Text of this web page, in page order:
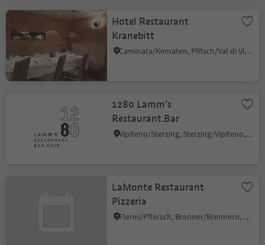
Hotel Restaurant
Kranebitt
Caminata/Kematen, Pfitsch/Val di Vizze, Sterzing/Vipiteno and environs
1280 Lamm’s
Restaurant.Bar
Vipiteno/Sterzing, Sterzing/Vipiteno, Sterzing/Vipiteno and environs
LaMonte Restaurant
Pizzeria
Fleres/Pflersch, Brenner/Brennero, Sterzing/Vipiteno and environs